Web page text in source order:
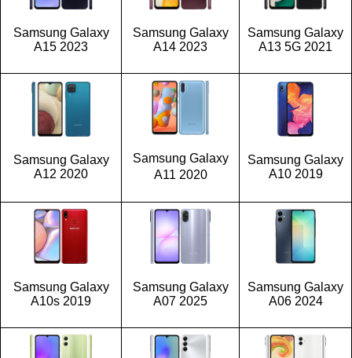
Samsung Galaxy
A15 2023
Samsung Galaxy
A14 2023
Samsung Galaxy
A13 5G 2021
Samsung Galaxy
A12 2020
Samsung Galaxy
A11 2020
Samsung Galaxy
A10 2019
Samsung Galaxy
A10s 2019
Samsung Galaxy
A07 2025
Samsung Galaxy
A06 2024